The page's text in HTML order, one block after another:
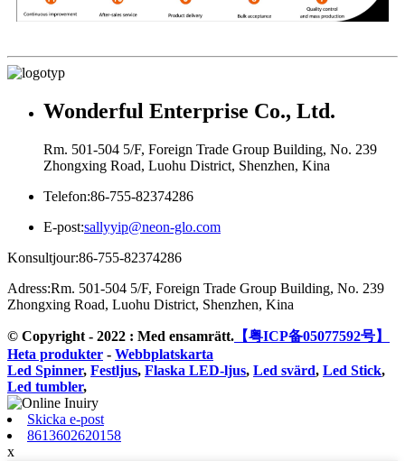
Wonderful Enterprise Co., Ltd.
Rm. 501-504 5/F, Foreign Trade Group Building, No. 239
Zhongxing Road, Luohu District, Shenzhen, Kina
Telefon:86-755-82374286
E-post:sallyyip@neon-glo.com
Konsultjour:86-755-82374286
Adress:Rm. 501-504 5/F, Foreign Trade Group Building, No. 239
Zhongxing Road, Luohu District, Shenzhen, Kina
© Copyright - 2022 : Med ensamrätt. 【粤ICP备05077592号】
Heta produkter - Webbplatskarta
Led Spinner, Festljus, Flaska LED-ljus, Led svärd, Led Stick,
Led tumbler,
Skicka e-post
8613602620158
x